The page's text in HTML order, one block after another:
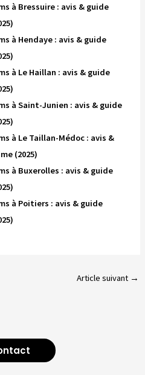
à Bressuire : avis & guide
à Hendaye : avis & guide
à Le Haillan : avis & guide
à Saint-Junien : avis & guide
à Le Taillan-Médoc : avis &
(2025)
à Buxerolles : avis & guide
à Poitiers : avis & guide
Article suivant →